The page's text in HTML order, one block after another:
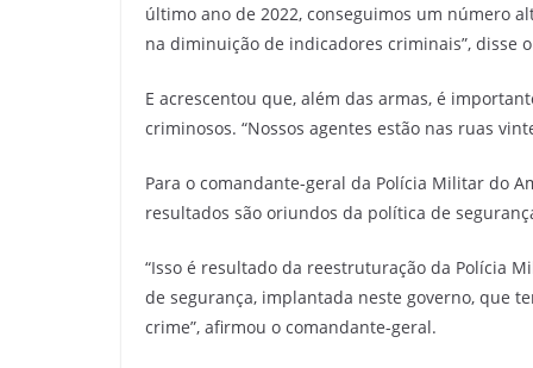
último ano de 2022, conseguimos um número
na diminuição de indicadores criminais”, disse
E acrescentou que, além das armas, é
criminosos. “Nossos agentes estão nas ruas
Para o comandante-geral da Polícia Militar do
resultados são oriundos da política de
“Isso é resultado da reestruturação da Polícia
de segurança, implantada neste governo, que
crime”, afirmou o comandante-geral.